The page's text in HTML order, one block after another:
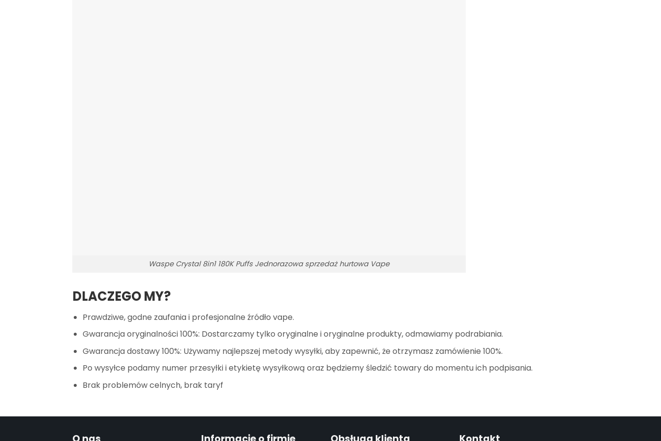
Waspe Crystal 8in1 180K Puffs Jednorazowa sprzedaż hurtowa Vape
DLACZEGO MY?
Prawdziwe, godne zaufania i profesjonalne źródło vape.
Gwarancja oryginalności 100%: Dostarczamy tylko oryginalne i oryginalne produkty, odmawiamy podrabiania.
Gwarancja dostawy 100%: Używamy najlepszej metody wysyłki, aby zapewnić, że otrzymasz zamówienie 100%.
Po wysyłce podamy numer przesyłki i etykietę wysyłkową oraz będziemy śledzić towary do momentu ich podpisania.
Brak problemów celnych, brak taryf